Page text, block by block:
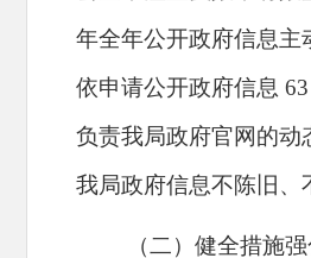
年全年公开政府信息主
依申请公开政府信息 63
负责我局政府官网的动
我局政府信息不陈旧、
（二）健全措施强